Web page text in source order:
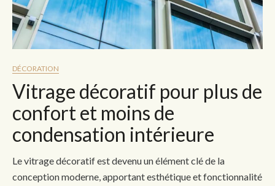
DÉCORATION
Vitrage décoratif pour plus de
confort et moins de
condensation intérieure
Le vitrage décoratif est devenu un élément clé de la
conception moderne, apportant esthétique et fonctionnalité